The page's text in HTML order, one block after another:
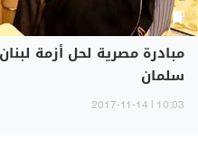
مبادرة مصرية لحل أزمة
سلمان
10:03 | 2017-11-14